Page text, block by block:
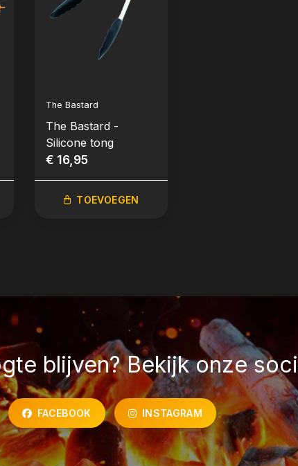
The Bastard
The Bastard -
Silicone tong
€ 16,95
TOEVOEGEN
blijven? Bekijk onze
FACEBOOK INSTAGRAM